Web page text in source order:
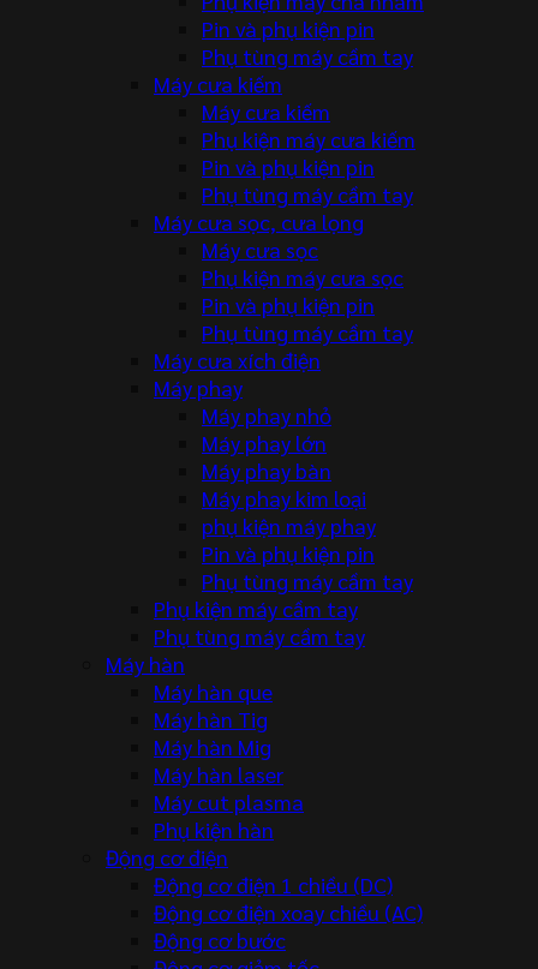
Pin và phụ kiện pin
Phụ tùng máy cầm tay
Máy cưa kiếm
Máy cưa kiếm
Phụ kiện máy cưa kiếm
Pin và phụ kiện pin
Phụ tùng máy cầm tay
Máy cưa sọc, cưa lọng
Máy cưa sọc
Phụ kiện máy cưa sọc
Pin và phụ kiện pin
Phụ tùng máy cầm tay
Máy cưa xích điện
Máy phay
Máy phay nhỏ
Máy phay lớn
Máy phay bàn
Máy phay kim loại
phụ kiện máy phay
Pin và phụ kiện pin
Phụ tùng máy cầm tay
Phụ kiện máy cầm tay
Phụ tùng máy cầm tay
Máy hàn
Máy hàn que
Máy hàn Tig
Máy hàn Mig
Máy hàn laser
Máy cut plasma
Phụ kiện hàn
Động cơ điện
Động cơ điện 1 chiều (DC)
Động cơ điện xoay chiều (AC)
Động cơ bước